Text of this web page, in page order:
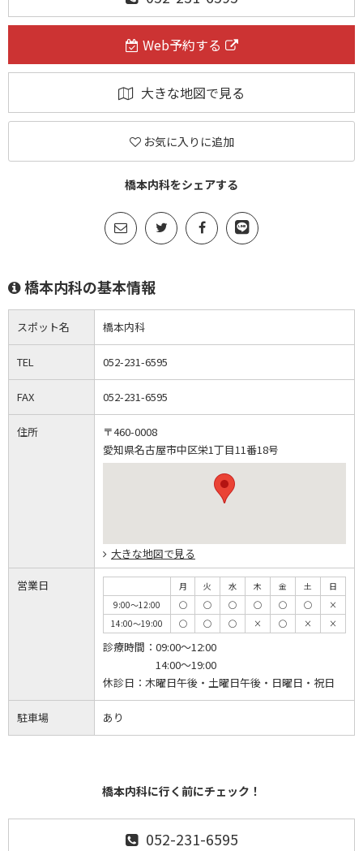
Web予約する
大きな地図で見る
お気に入りに追加
橋本内科をシェアする
橋本内科の基本情報
スポット名 橋本内科
TEL 052-231-6595
FAX 052-231-6595
住所
〒460-0008
愛知県名古屋市中区栄1丁目11番18号
大きな地図で見る
営業日 月 火 水 木 金 土
日
9:00～12:00
◯ ◯ ◯ ◯ ◯ ◯
×
14:00～19:00
◯ ◯ ◯ × ◯ × ×
診療時間： 09:00～12:00
14:00～19:00
休診日： 木曜日午後・土曜日午後・日曜日・祝日
駐車場 あり
橋本内科に行く前にチェック！
052-231-6595